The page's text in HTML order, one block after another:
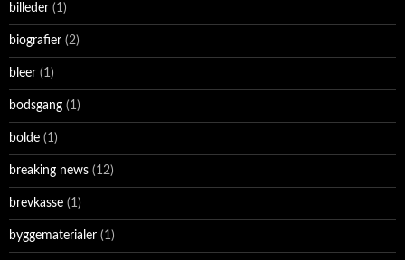
billeder (1)
biografier (2)
bleer (1)
bodsgang (1)
bolde (1)
breaking news (12)
brevkasse (1)
byggematerialer (1)